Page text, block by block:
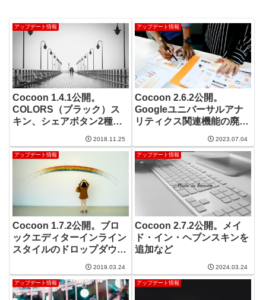
アップデート情報
Cocoon 1.4.1公開。
COLORS（ブラック）ス
キン、シェアボタン2種追
2018.11.25
アップデート情報
Cocoon 2.6.2公開。
Googleユニバーサルアナ
リティクス関連機能の廃止
2023.07.04
アップデート情報
Cocoon 1.7.2公開。ブロ
ックエディターインライン
スタイルのドロップダウン
加。
2019.03.24
アップデート情報
Cocoon 2.7.2公開。メイ
ド・イン・ヘブンスキンを
追加など
2024.03.24
アップデート情報 アップデート情報